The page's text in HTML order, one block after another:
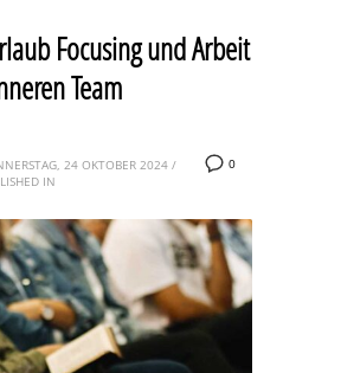
Focusing und Arbeit
Team
0
24 OKTOBER 2024 /
IN